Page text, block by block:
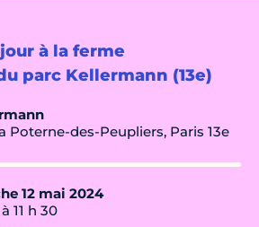
à la ferme
parc Kellermann (13e)
Poterne-des-Peupliers, Paris 13e
12 mai 2024
11 h 30